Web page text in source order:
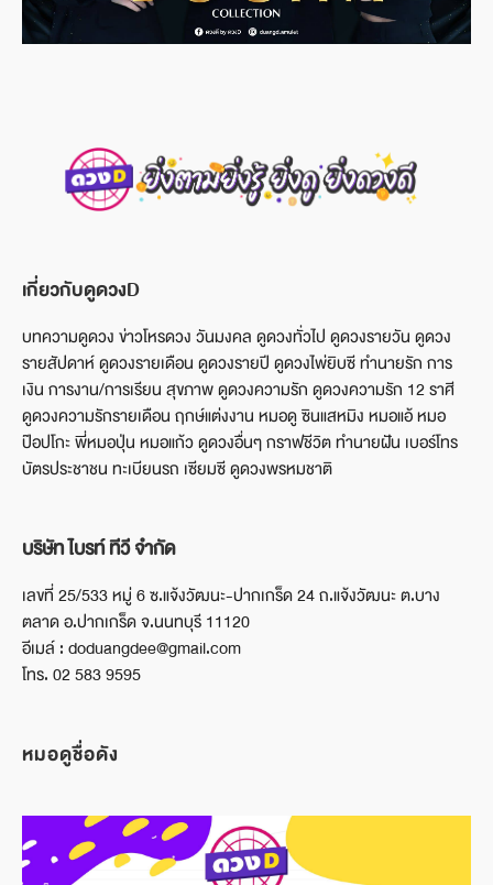
เกี่ยวกับดูดวงD
บทความดูดวง ข่าวโหรดวง วันมงคล ดูดวงทั่วไป ดูดวงรายวัน ดูดวง
รายสัปดาห์ ดูดวงรายเดือน ดูดวงรายปี ดูดวงไพ่ยิบซี ทำนายรัก การ
เงิน การงาน/การเรียน สุขภาพ ดูดวงความรัก ดูดวงความรัก 12 ราศี
ดูดวงความรักรายเดือน ฤกษ์แต่งงาน หมอดู ซินแสหมิง หมอแอ้ หมอ
ป๊อปโกะ พี่หมอปุ่น หมอแก้ว ดูดวงอื่นๆ กราฟชีวิต ทำนายฝัน เบอร์โทร
บัตรประชาชน ทะเบียนรถ เซียมซี ดูดวงพรหมชาติ
บริษัท ไบรท์ ทีวี จำกัด
เลขที่ 25/533 หมู่ 6 ซ.แจ้งวัฒนะ-ปากเกร็ด 24 ถ.แจ้งวัฒนะ ต.บาง
ตลาด อ.ปากเกร็ด จ.นนทบุรี 11120
อีเมล์ : doduangdee@gmail.com
โทร. 02 583 9595
หมอดูชื่อดัง